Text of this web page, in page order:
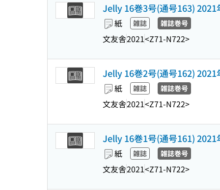
Jelly 16巻3号(通号163) 2021
紙 雑誌 雑誌巻号
文友舎2021<Z71-N722>
Jelly 16巻2号(通号162) 2021
紙 雑誌 雑誌巻号
文友舎2021<Z71-N722>
Jelly 16巻1号(通号161) 2021
紙 雑誌 雑誌巻号
文友舎2021<Z71-N722>